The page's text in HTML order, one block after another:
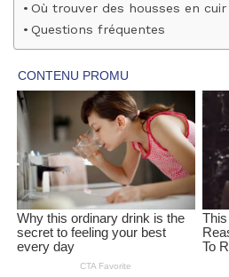
Où trouver des housses en
Questions fréquentes